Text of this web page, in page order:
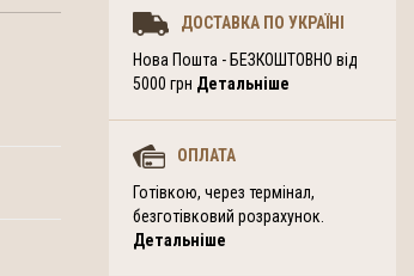
ДОСТАВКА ПО УКРАЇНІ
Нова Пошта - БЕЗКОШТОВНО від
5000 грн Детальніше
ОПЛАТА
Готівкою, через термінал,
безготівковий розрахунок.
Детальніше